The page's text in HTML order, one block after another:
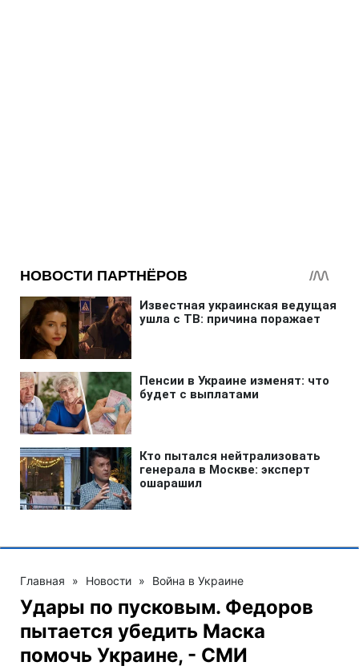
Главная » Новости » Война в Украине
Удары по пусковым. Федоров
пытается убедить Маска
помочь Украине, - СМИ